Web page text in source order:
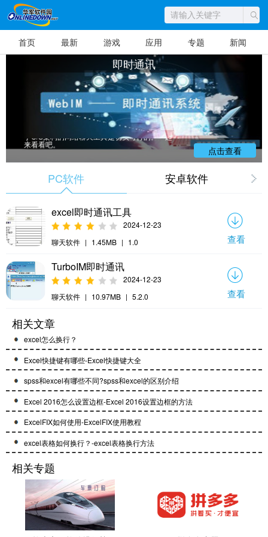
首页 最新 游戏 应用 专题 新闻
即时通讯
华军软件园为大家带来即时通讯软件
大全供大家下载，即时通讯(Instant Messagin
g)是目前Internet上最为流行的通讯方式，各种
各样的即时通讯软件也层出不穷;服务提供商也
提供了越来越丰富的通讯服务功能。 不容置
疑，Internet已经成为真正的信息高速公路。从
实际工程应用角度出发,以计算机网络原理为指
导,结合当前网络中的一些常用技术,编程实现基
于C/S架构的网络聊天工具是切实可行的。一起
来看看吧。
点击查看
PC软件 安卓软件
excel即时通讯工具
2024-12-23
聊天软件 | 1.45MB | 1.0 查看
TurboIM即时通讯
2024-12-23
聊天软件 | 10.97MB | 5.2.0 查看
相关文章
excel怎么换行？
Excel快捷键有哪些-Excel快捷键大全
spss和excel有哪些不同?spss和excel的区别介绍
Excel 2016怎么设置边框-Excel 2016设置边框的方法
ExcelFIX如何使用-ExcelFIX使用教程
excel表格如何换行？-excel表格换行方法
相关专题